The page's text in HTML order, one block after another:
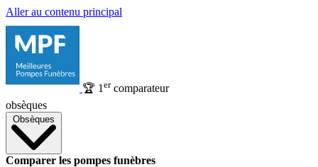
Aller au contenu principal
🏆 1 ercomparateur
obsèques
Obsèques
Comparer les pompes funèbres